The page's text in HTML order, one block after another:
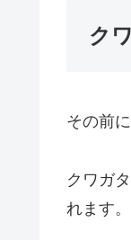
ク
その前
クワガ
れます。